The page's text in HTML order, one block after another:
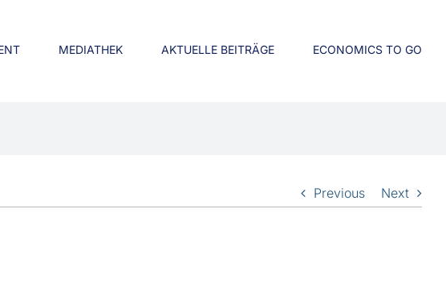
MEDIATHEK AKTUELLE BEITRÄGE ECONOMICS TO GO
Previous Next